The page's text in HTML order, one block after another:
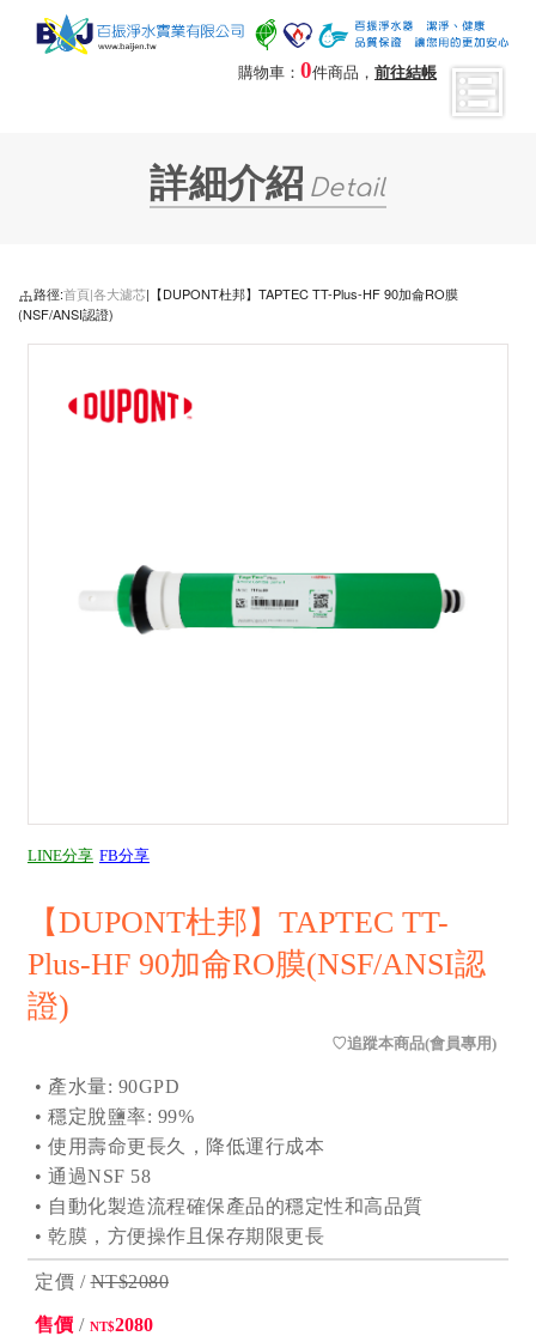
購物車： 0件商品， 前往結帳
詳細介紹 Detail
路徑:首頁|各大濾芯|【DUPONT杜邦】TAPTEC TT-Plus-HF 90加侖RO膜
(NSF/ANSI認證)
LINE分享 FB分享
【DUPONT杜邦】TAPTEC TT-
Plus-HF 90加侖RO膜(NSF/ANSI認
證)
• 產水量: 90GPD
• 穩定脫鹽率: 99%
• 使用壽命更長久，降低運行成本
• 通過NSF 58
• 自動化製造流程確保產品的穩定性和高品質
• 乾膜，方便操作且保存期限更長
定價 /NT$2080
售價 / NT$2080